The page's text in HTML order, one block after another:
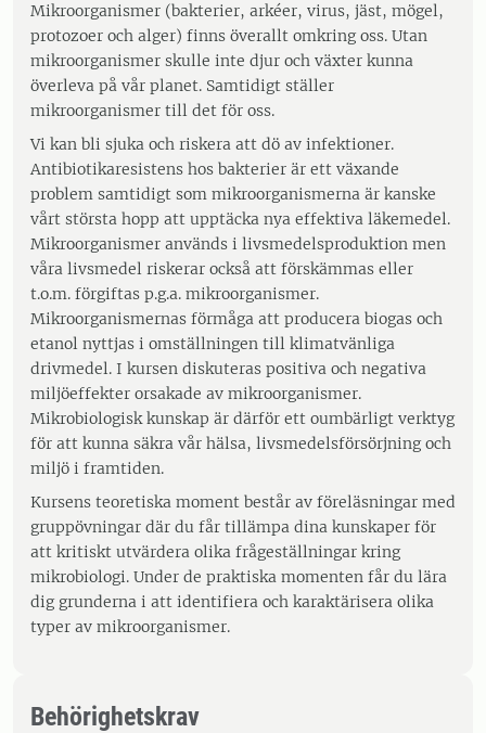
Mikroorganismer (bakterier, arkéer, virus, jäst, mögel,
protozoer och alger) finns överallt omkring oss. Utan
mikroorganismer skulle inte djur och växter kunna
överleva på vår planet. Samtidigt ställer
mikroorganismer till det för oss.
Vi kan bli sjuka och riskera att dö av infektioner.
Antibiotikaresistens hos bakterier är ett växande
problem samtidigt som mikroorganismerna är kanske
vårt största hopp att upptäcka nya effektiva läkemedel.
Mikroorganismer används i livsmedelsproduktion men
våra livsmedel riskerar också att förskämmas eller
t.o.m. förgiftas p.g.a. mikroorganismer.
Mikroorganismernas förmåga att producera biogas och
etanol nyttjas i omställningen till klimatvänliga
drivmedel. I kursen diskuteras positiva och negativa
miljöeffekter orsakade av mikroorganismer.
Mikrobiologisk kunskap är därför ett oumbärligt verktyg
för att kunna säkra vår hälsa, livsmedelsförsörjning och
miljö i framtiden.
Kursens teoretiska moment består av föreläsningar med
gruppövningar där du får tillämpa dina kunskaper för
att kritiskt utvärdera olika frågeställningar kring
mikrobiologi. Under de praktiska momenten får du lära
dig grunderna i att identifiera och karaktärisera olika
typer av mikroorganismer.
Behörighetskrav